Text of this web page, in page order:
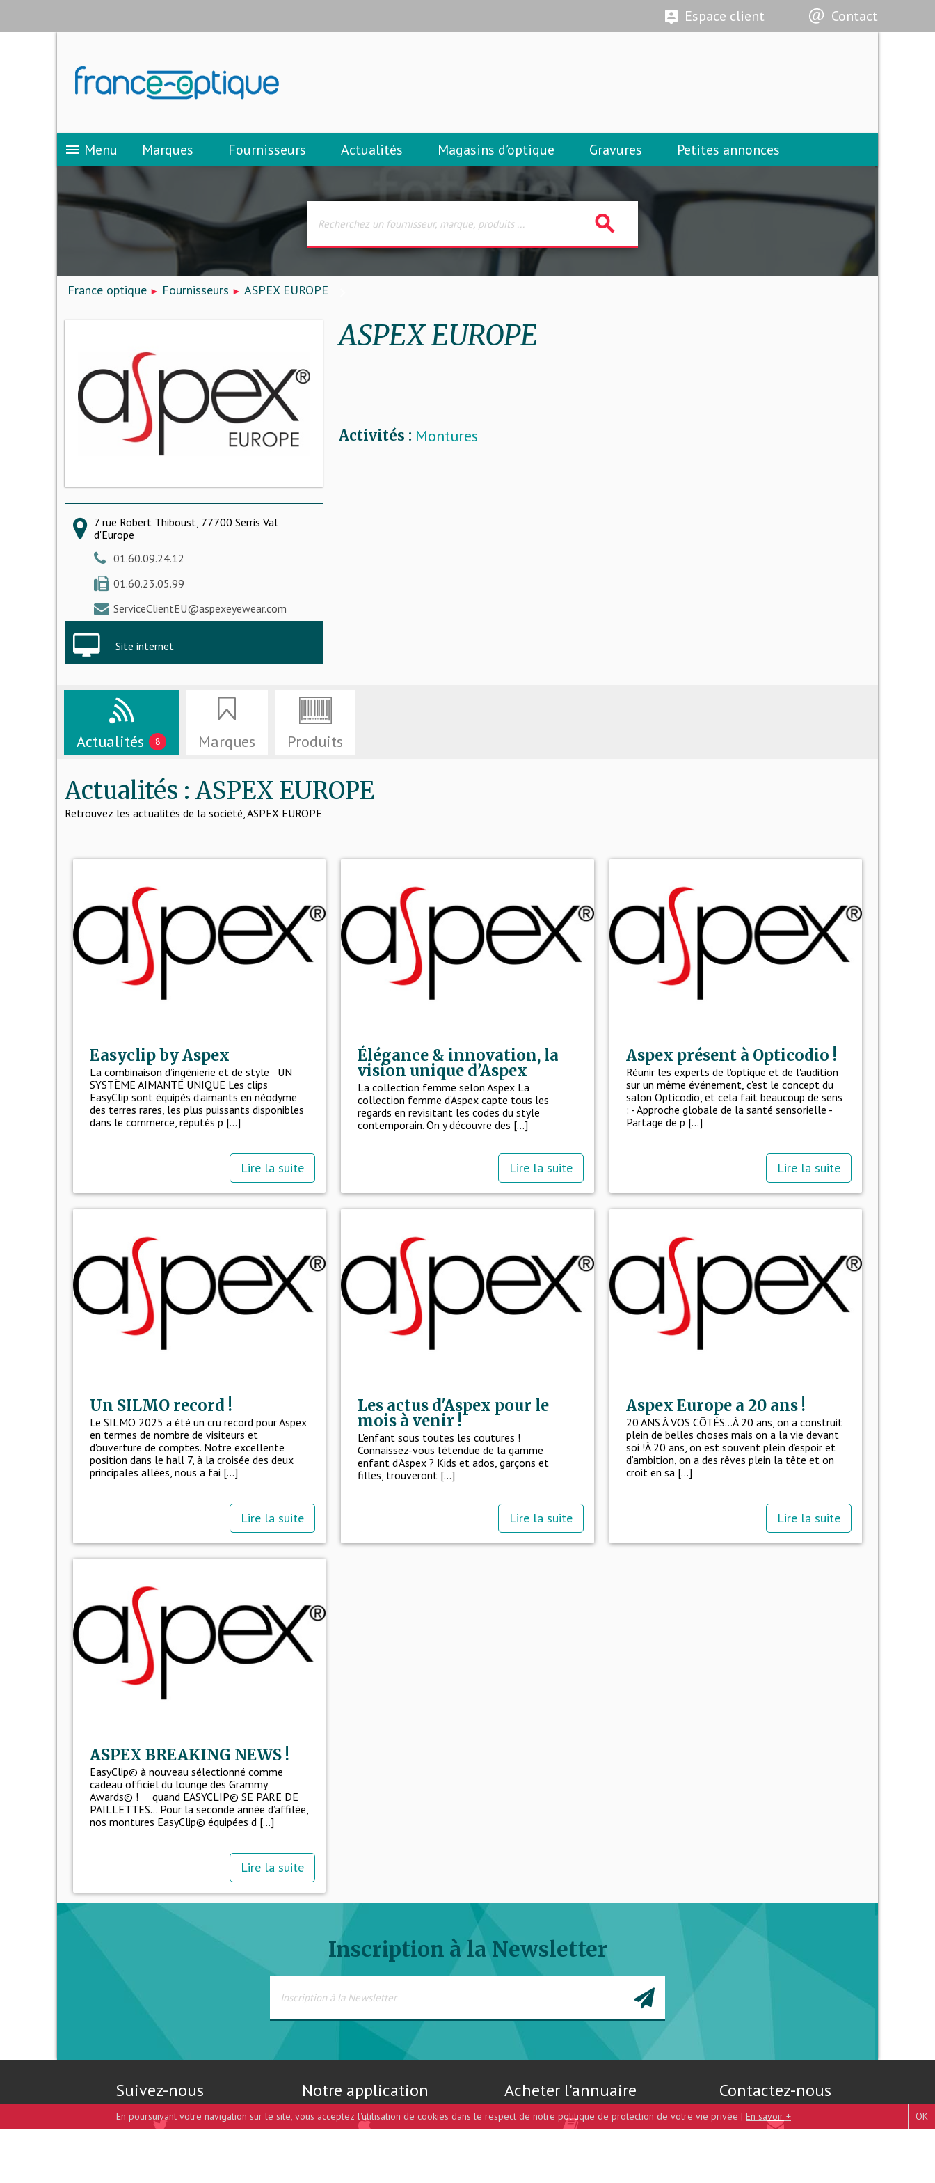
Espace client Contact
menu Menu Marques Fournisseurs Actualités Magasins d’optique Gravures Petites annonces
search
France optique Fournisseurs ASPEX EUROPE
7 rue Robert Thiboust, 77700 Serris Val
d'Europe
01.60.09.24.12
01.60.23.05.99
ServiceClientEU@aspexeyewear.com
Site internet
ASPEX EUROPE
Activités : Montures
Actualités 8 Marques Produits
Actualités : ASPEX EUROPE
Retrouvez les actualités de la société, ASPEX EUROPE
Easyclip by Aspex
La combinaison d’ingénierie et de style UN
SYSTÈME AIMANTÉ UNIQUE Les clips
EasyClip sont équipés d’aimants en néodyme
des terres rares, les plus puissants disponibles
dans le commerce, réputés p [...]
Lire la suite
Élégance & innovation, la
vision unique d’Aspex
La collection femme selon Aspex La
collection femme d’Aspex capte tous les
regards en revisitant les codes du style
contemporain. On y découvre des [...]
Lire la suite
Aspex présent à Opticodio !
Réunir les experts de l'optique et de l'audition
sur un même événement, c'est le concept du
salon Opticodio, et cela fait beaucoup de sens
: - Approche globale de la santé sensorielle -
Partage de p [...]
Lire la suite
Un SILMO record !
Le SILMO 2025 a été un cru record pour Aspex
en termes de nombre de visiteurs et
d'ouverture de comptes. Notre excellente
position dans le hall 7, à la croisée des deux
principales allées, nous a fai [...]
Lire la suite
Les actus d'Aspex pour le
mois à venir !
L'enfant sous toutes les coutures !
Connaissez-vous l'étendue de la gamme
enfant d'Aspex ? Kids et ados, garçons et
filles, trouveront [...]
Lire la suite
Aspex Europe a 20 ans !
20 ANS À VOS CÔTÉS…À 20 ans, on a construit
plein de belles choses mais on a la vie devant
soi !À 20 ans, on est souvent plein d’espoir et
d’ambition, on a des rêves plein la tête et on
croit en sa [...]
Lire la suite
ASPEX BREAKING NEWS !
EasyClip© à nouveau sélectionné comme
cadeau officiel du lounge des Grammy
Awards© ! quand EASYCLIP© SE PARE DE
PAILLETTES… Pour la seconde année d’affilée,
nos montures EasyClip© équipées d [...]
Lire la suite
Inscription à la Newsletter
Suivez-nous Notre application Acheter l’annuaire Contactez-nous
En poursuivant votre navigation sur le site, vous acceptez l'utilisation de cookies dans le respect de notre politique de protection de votre vie privée | En savoir + OK